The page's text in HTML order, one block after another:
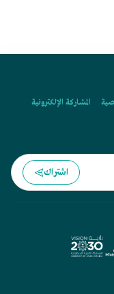
المشاركة الإلكترونية
اشتراك